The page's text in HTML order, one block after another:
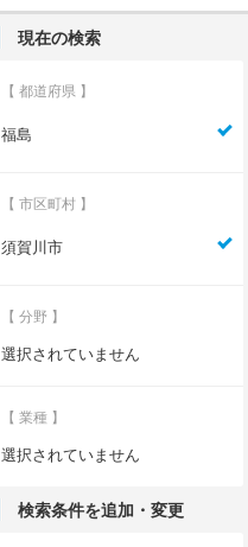
現在の検索
【 都道府県 】
福島
【 市区町村 】
須賀川市
【 分野 】
選択されていません
【 業種 】
選択されていません
検索条件を追加・変更